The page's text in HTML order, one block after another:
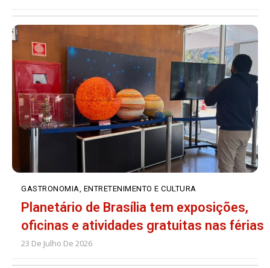
GASTRONOMIA, ENTRETENIMENTO E CULTURA
Planetário de Brasília tem exposições,
oficinas e atividades gratuitas nas férias
23 De Julho De 2026